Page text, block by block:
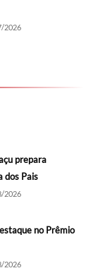
2026
prepara
dos Pais
2026
no Prêmio
2026